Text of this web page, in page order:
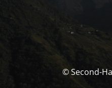
© Second-